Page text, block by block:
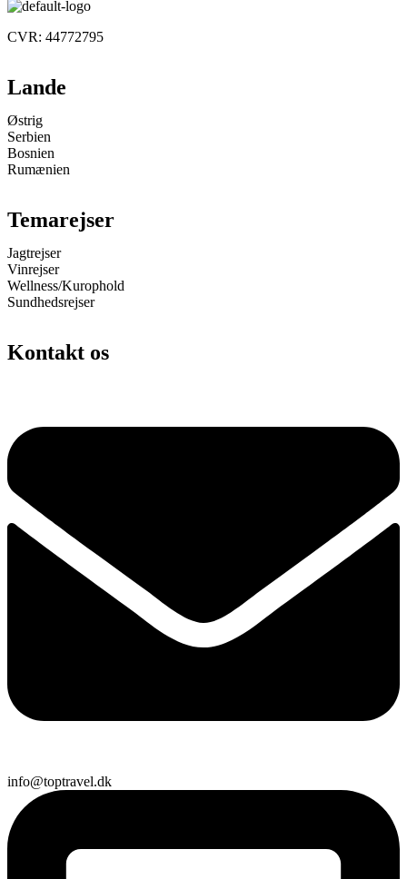
CVR: 44772795
Lande
Østrig
Serbien
Bosnien
Rumænien
Temarejser
Jagtrejser
Vinrejser
Wellness/Kurophold
Sundhedsrejser
Kontakt os
info@toptravel.dk